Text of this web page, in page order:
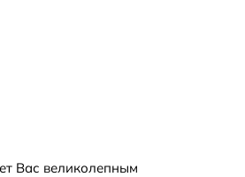
Вас великолепным